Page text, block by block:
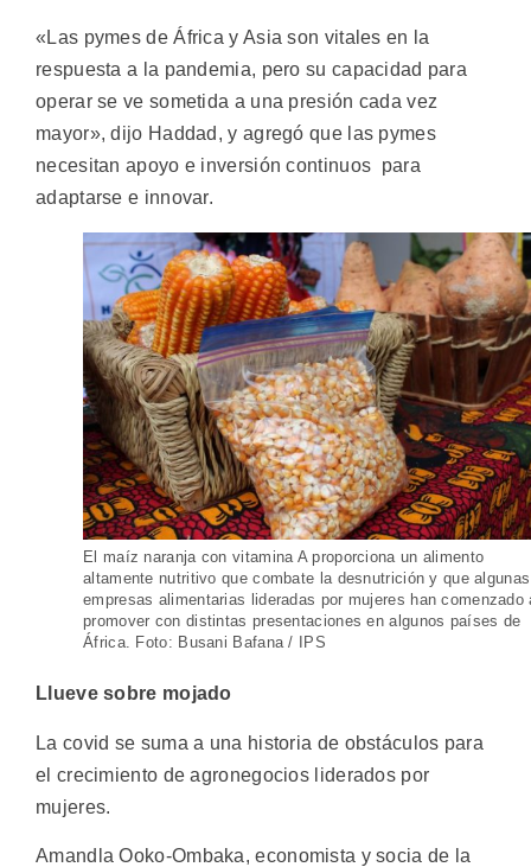
«Las pymes de África y Asia son vitales en la
respuesta a la pandemia, pero su capacidad para
operar se ve sometida a una presión cada vez
mayor», dijo Haddad, y agregó que las pymes
necesitan apoyo e inversión continuos para
adaptarse e innovar.
El maíz naranja con vitamina A proporciona un alimento
altamente nutritivo que combate la desnutrición y que algunas
empresas alimentarias lideradas por mujeres han comenzado
promover con distintas presentaciones en algunos países de
África. Foto: Busani Bafana / IPS
Llueve sobre mojado
La covid se suma a una historia de obstáculos para
el crecimiento de agronegocios liderados por
mujeres.
Amandla Ooko-Ombaka, economista y socia de la